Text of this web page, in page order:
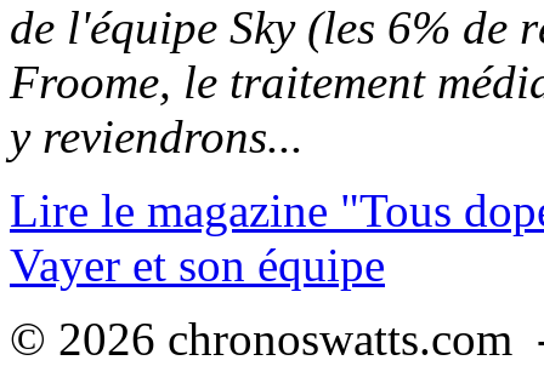
de l'équipe Sky (les 6% de
Froome, le traitement
y reviendrons...
Lire le magazine "Tous
Vayer et son équipe
© 2026